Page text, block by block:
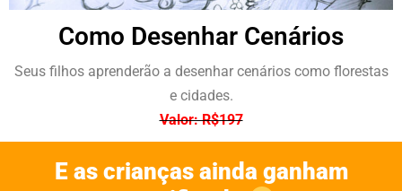
Como Desenhar Cenários
Seus filhos aprenderão a desenhar cenários como florestas
e cidades.
Valor: R$197
E as crianças ainda ganham